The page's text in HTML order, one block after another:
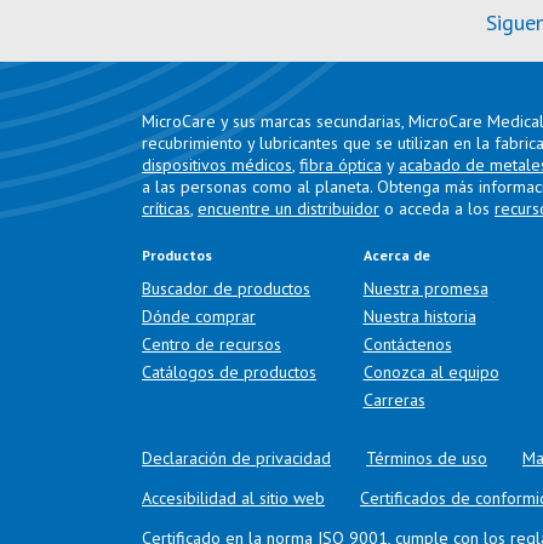
MicroCare y sus marcas secundarias, MicroCare
recubrimiento y lubricantes que se utilizan en la
dispositivos médicos, fibra óptica y acabado de
a las personas como al planeta. Obtenga más
críticas, encuentre un distribuidor o acceda a los
Productos
Buscador de productos
Dónde comprar
Centro de recursos
Catálogos de productos
Acerca de
Nuestra promesa
Nuestra historia
Contáctenos
Conozca al equipo
Carreras
Declaración de privacidad Términos de uso
Accesibilidad al sitio web
Certificados de
Certificado en la norma ISO 9001, cumple con los